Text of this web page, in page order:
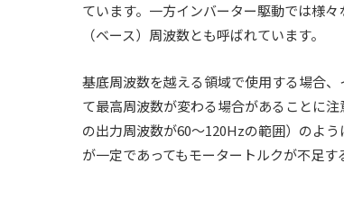
ています。一方インバーター駆動では様
（ベース）周波数とも呼ばれています。
基底周波数を越える領域で使用する場合
て最高周波数が変わる場合があることに
の出力周波数が60～120Hzの範囲）のよ
が一定であってもモータートルクが不足す